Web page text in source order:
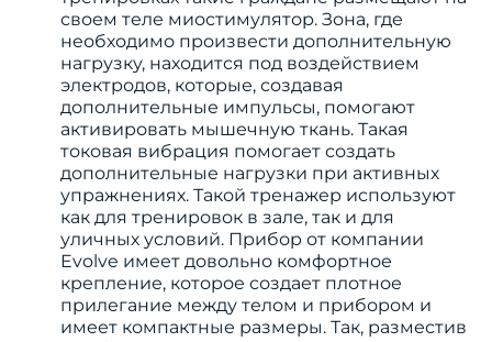
своем теле миостимулятор. Зона, где
необходимо произвести дополнительную
нагрузку, находится под воздействием
электродов, которые, создавая
дополнительные импульсы, помогают
активировать мышечную ткань. Такая
токовая вибрация помогает создать
дополнительные нагрузки при активных
упражнениях. Такой тренажер используют
как для тренировок в зале, так и для
уличных условий. Прибор от компании
Evolve имеет довольно комфортное
крепление, которое создает плотное
прилегание между телом и прибором и
имеет компактные размеры. Так, разместив